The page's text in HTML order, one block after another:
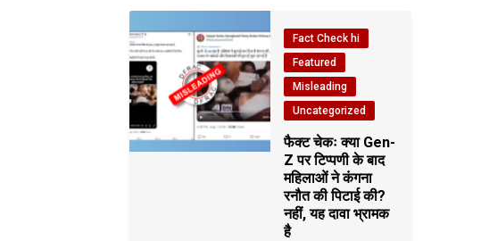
Fact Check hi
Featured
Misleading
Uncategorized
फैक्ट चेकः क्या Gen-
Z पर टिप्पणी के बाद
महिलाओं ने कंगना
रनौत की पिटाई की?
नहीं, यह दावा भ्रामक
है